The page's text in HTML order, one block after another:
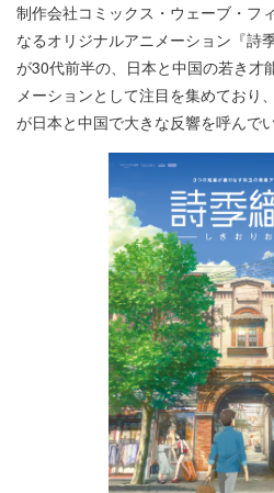
制作会社コミックス・ウェーブ・フ
なるオリジナルアニメーション『詩
が30代前半の、日本と中国の若き才
メーションとして注目を集めており
が日本と中国で大きな反響を呼んでい